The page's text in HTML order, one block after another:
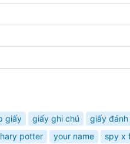
giấy giấy ghi chú giấy
hary potter your name spy x